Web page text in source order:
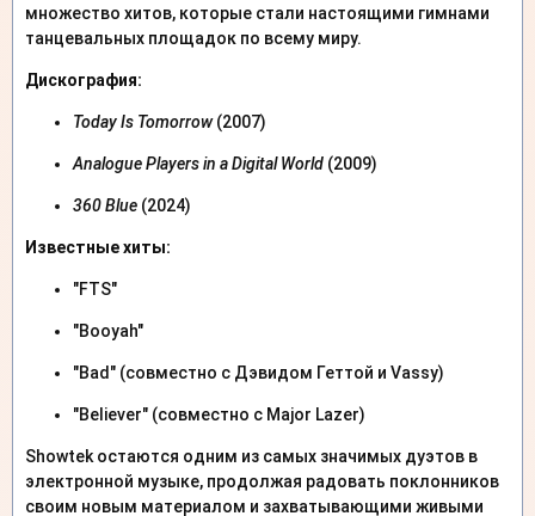
множество хитов, которые стали настоящими гимнами
танцевальных площадок по всему миру.
Дискография:
Today Is Tomorrow(2007)
Analogue Players in a Digital World (2009)
360 Blue (2024)
Известные хиты:
"FTS"
"Booyah"
"Bad" (совместно с Дэвидом Геттой и Vassy)
"Believer" (совместно с Major Lazer)
Showtek остаются одним из самых значимых дуэтов в
электронной музыке, продолжая радовать поклонников
своим новым материалом и захватывающими живыми